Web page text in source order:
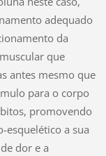
adequado
da
que
antes mesmo que
para o corpo
promovendo
a sua
dor e a